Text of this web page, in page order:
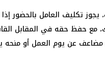
يجوز تكليف العامل بالحضور
مع حفظ حقه في المقابل
مضاعف عن يوم العمل أو منحه